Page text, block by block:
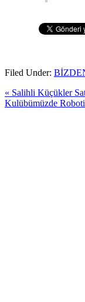
Filed Under:
« Salihli Küçükler
Kulübümüzde